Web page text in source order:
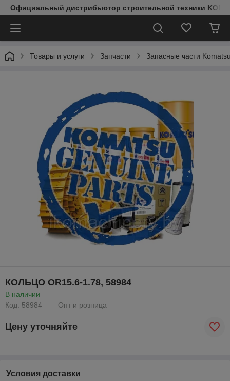
Официальный дистрибьютор строительной техники
Товары и услуги Запчасти Запасные части
КОЛЬЦО OR15.6-1.78, 58984
В наличии
Код: 58984
Опт и розница
Цену уточняйте
Условия доставки